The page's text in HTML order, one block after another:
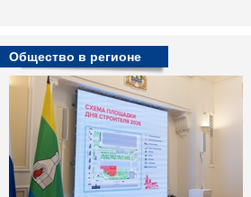
Общество в регионе